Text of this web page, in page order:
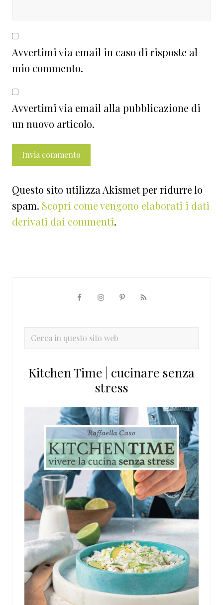
Avvertimi via email in caso di risposte al
mio commento.
Avvertimi via email alla pubblicazione di
un nuovo articolo.
Questo sito utilizza Akismet per ridurre lo
spam. Scopri come vengono elaborati i dati
derivati dai commenti.
primaria
Cerca
sito
Kitchen Time | cucinare senza
stress